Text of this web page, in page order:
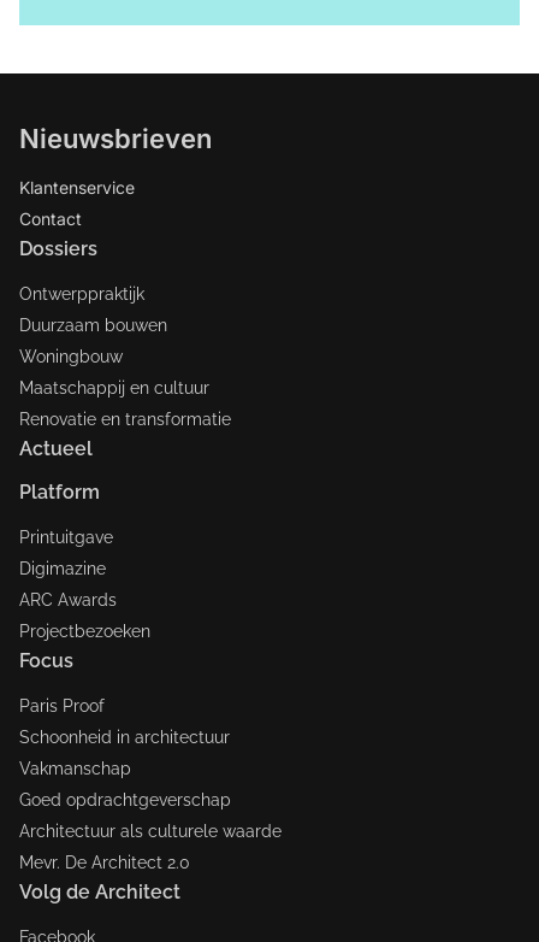
Nieuwsbrieven
Klantenservice
Contact
Dossiers
Ontwerppraktijk
Duurzaam bouwen
Woningbouw
Maatschappij en cultuur
Renovatie en transformatie
Actueel
Platform
Printuitgave
Digimazine
ARC Awards
Projectbezoeken
Focus
Paris Proof
Schoonheid in architectuur
Vakmanschap
Goed opdrachtgeverschap
Architectuur als culturele waarde
Mevr. De Architect 2.0
Volg de Architect
Facebook